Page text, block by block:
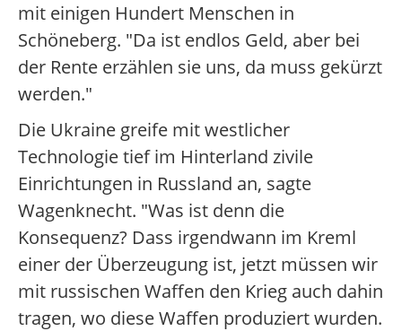
mit einigen Hundert Menschen in
Schöneberg. "Da ist endlos Geld, aber bei
der Rente erzählen sie uns, da muss gekürzt
werden."
Die Ukraine greife mit westlicher
Technologie tief im Hinterland zivile
Einrichtungen in Russland an, sagte
Wagenknecht. "Was ist denn die
Konsequenz? Dass irgendwann im Kreml
einer der Überzeugung ist, jetzt müssen wir
mit russischen Waffen den Krieg auch dahin
tragen, wo diese Waffen produziert wurden.